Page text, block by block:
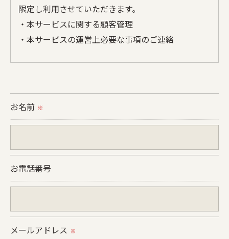
限定し利用させていただきます。
・本サービスに関する顧客管理
・本サービスの運営上必要な事項のご連絡
られた場合を除き、
当社では、利用目的の達成に必要な範囲において、
お名前 ※
お電話番号
メールアドレス ※